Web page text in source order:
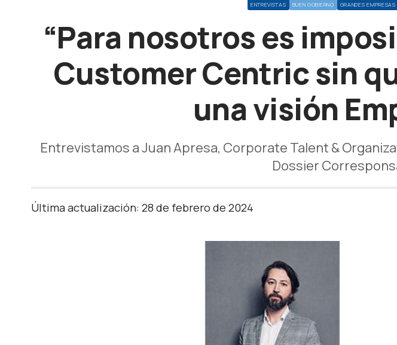
ENTREVISTAS BUEN GOBIERNO GRANDES EMPRESAS
“Para nosotros es
Customer Centric sin
una visión
Entrevistamos a Juan Apresa, Corporate Talent &
Dossier
Última actualización: 28 de febrero de 2024